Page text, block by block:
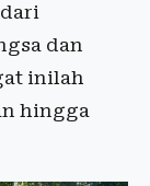
dan
inilah
hingga